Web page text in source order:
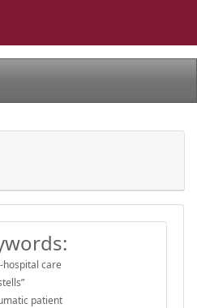
hospital care
patient